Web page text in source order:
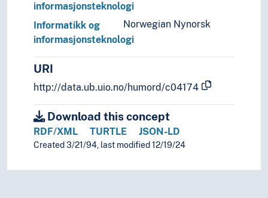
informasjonsteknologi
Norwegian Nynorsk
Informatikk og
informasjonsteknologi
URI
http://data.ub.uio.no/humord/c04174
Download this concept
RDF/XML TURTLE JSON-LD
Created 3/21/94, last modified 12/19/24